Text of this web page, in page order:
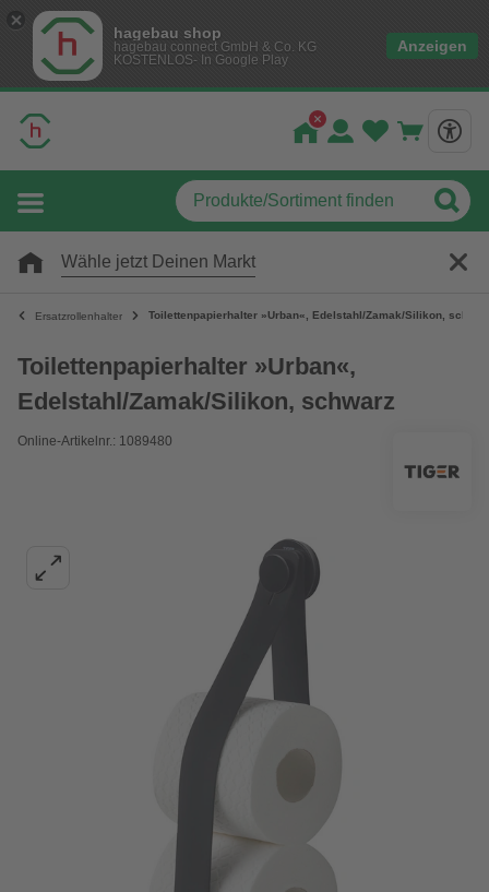
hagebau shop
hagebau connect GmbH & Co. KG
KOSTENLOS- In Google Play
Anzeigen
Wähle jetzt Deinen Markt
Ersatzrollenhalter Toilettenpapierhalter »Urban«, Edelstahl/Zamak/Silikon,
Toilettenpapierhalter »Urban«,
Edelstahl/Zamak/Silikon, schwarz
Online-Artikelnr.: 1089480